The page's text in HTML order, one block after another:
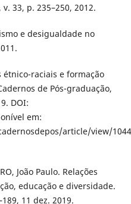
33, p. 235–250, 2012.
e desigualdade no
étnico-raciais e formação
de Pós-graduação,
DOI:
em:
article/view/
João Paulo. Relações
educação e diversidade.
11 dez. 2019.